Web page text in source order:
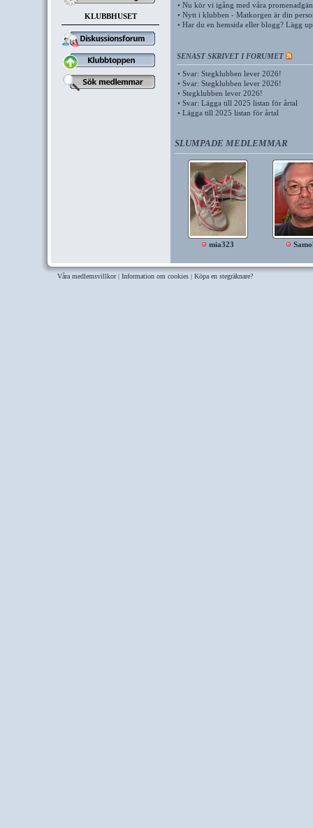
KLUBBHUSET
• Nu kör vi igång med våra
• Nytt i klubben - Matkorgen är din
• Har du en hemsida eller blogg? Lägg
SENAST SKRIVET I FORUMET
• Svar: Stegklubben lever 2026!
• Svar: Stegklubben lever 2026!
• Stegklubben lever 2026!
• Svar: Lägga till 2025 listan för årtal
• Lägga till 2025 listan för årtal
SLUMPADE MEDLEMMAR
mia323
Våra medlemsvillkor| Information om cookies | Köpa en stegräknare?